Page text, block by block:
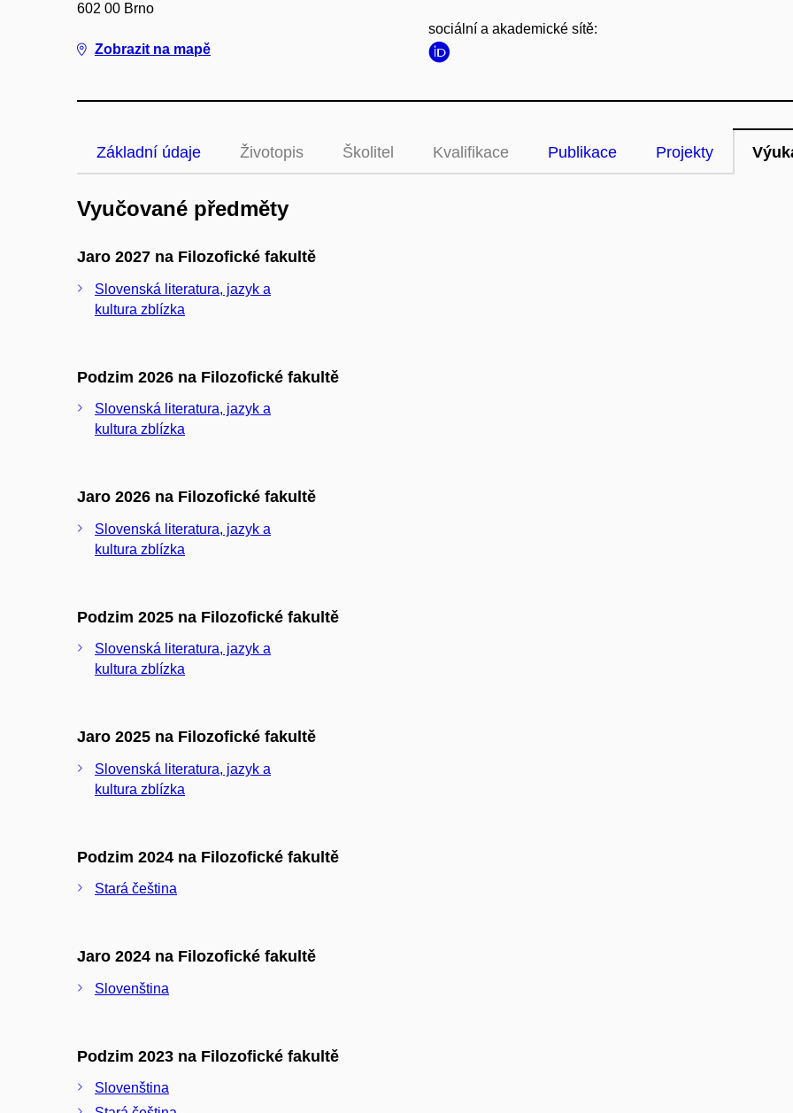
602 00 Brno
Zobrazit na mapě
sociální a akademické sítě:
Základní údaje Životopis Školitel Kvalifikace Publikace Projekty
Vyučované předměty
Jaro 2027 na Filozofické fakultě
Slovenská literatura, jazyk a
kultura zblízka
Podzim 2026 na Filozofické fakultě
Slovenská literatura, jazyk a
kultura zblízka
Jaro 2026 na Filozofické fakultě
Slovenská literatura, jazyk a
kultura zblízka
Podzim 2025 na Filozofické fakultě
Slovenská literatura, jazyk a
kultura zblízka
Jaro 2025 na Filozofické fakultě
Slovenská literatura, jazyk a
kultura zblízka
Podzim 2024 na Filozofické fakultě
Stará čeština
Jaro 2024 na Filozofické fakultě
Slovenština
Podzim 2023 na Filozofické fakultě
Slovenština